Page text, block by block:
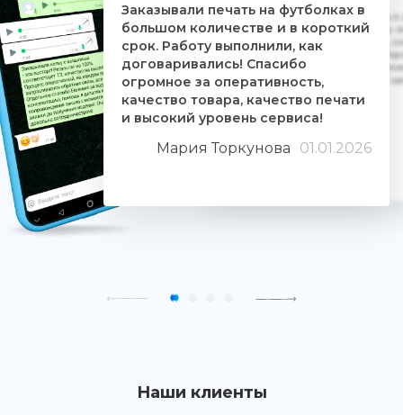
Заказывали печать на футболках в
большом количестве и в короткий
срок. Работу выполнили, как
договаривались! Спасибо
огромное за оперативность,
качество товара, качество печати
и высокий уровень сервиса!
Мария Торкунова 01.01.2026
Дочке на 18-летие решили заказать
ребятам. Времени было всего сутки.
взялись за работу, сделали макеты,
Огромное им спасибо. Дочка была
знают свое дело и отдаются ему
людьми. Качество печати
Наши клиенты